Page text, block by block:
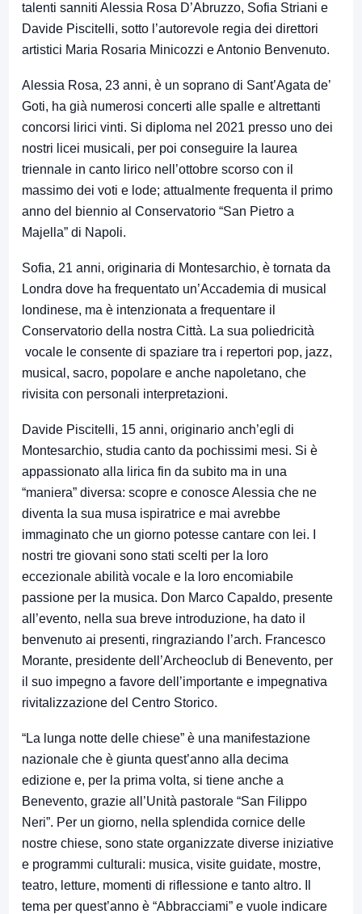
talenti sanniti Alessia Rosa D’Abruzzo, Sofia Striani e
Davide Piscitelli, sotto l’autorevole regia dei direttori
artistici Maria Rosaria Minicozzi e Antonio Benvenuto.
Alessia Rosa, 23 anni, è un soprano di Sant’Agata de’
Goti, ha già numerosi concerti alle spalle e altrettanti
concorsi lirici vinti. Si diploma nel 2021 presso uno dei
nostri licei musicali, per poi conseguire la laurea
triennale in canto lirico nell’ottobre scorso con il
massimo dei voti e lode; attualmente frequenta il primo
anno del biennio al Conservatorio “San Pietro a
Majella” di Napoli.
Sofia, 21 anni, originaria di Montesarchio, è tornata da
Londra dove ha frequentato un’Accademia di musical
londinese, ma è intenzionata a frequentare il
Conservatorio della nostra Città. La sua poliedricità
vocale le consente di spaziare tra i repertori pop, jazz,
musical, sacro, popolare e anche napoletano, che
rivisita con personali interpretazioni.
Davide Piscitelli, 15 anni, originario anch’egli di
Montesarchio, studia canto da pochissimi mesi. Si è
appassionato alla lirica fin da subito ma in una
“maniera” diversa: scopre e conosce Alessia che ne
diventa la sua musa ispiratrice e mai avrebbe
immaginato che un giorno potesse cantare con lei. I
nostri tre giovani sono stati scelti per la loro
eccezionale abilità vocale e la loro encomiabile
passione per la musica. Don Marco Capaldo, presente
all’evento, nella sua breve introduzione, ha dato il
benvenuto ai presenti, ringraziando l’arch. Francesco
Morante, presidente dell’Archeoclub di Benevento, per
il suo impegno a favore dell’importante e impegnativa
rivitalizzazione del Centro Storico.
“La lunga notte delle chiese” è una manifestazione
nazionale che è giunta quest’anno alla decima
edizione e, per la prima volta, si tiene anche a
Benevento, grazie all’Unità pastorale “San Filippo
Neri”. Per un giorno, nella splendida cornice delle
nostre chiese, sono state organizzate diverse iniziative
e programmi culturali: musica, visite guidate, mostre,
teatro, letture, momenti di riflessione e tanto altro. Il
tema per quest’anno è “Abbracciami” e vuole indicare